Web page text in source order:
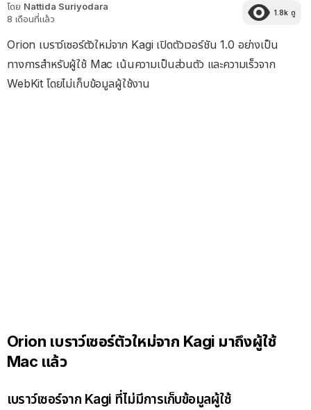
โดย Nattida Suriyodara
8 เดือนที่แล้ว
1.8k ดู
Orion เบราว์เซอร์ตัวใหม่จาก Kagi เปิดตัวเวอร์ชัน 1.0 อย่างเป็น
ทางการสำหรับผู้ใช้ Mac เน้นความเป็นส่วนตัว และความเร็วจาก
WebKit โดยไม่เก็บข้อมูลผู้ใช้งาน
Orion เบราว์เซอร์ตัวใหม่จาก Kagi มาถึงผู้ใช้
Mac แล้ว
เบราว์เซอร์จาก Kagi ที่ไม่มีการเก็บข้อมูลผู้ใช้